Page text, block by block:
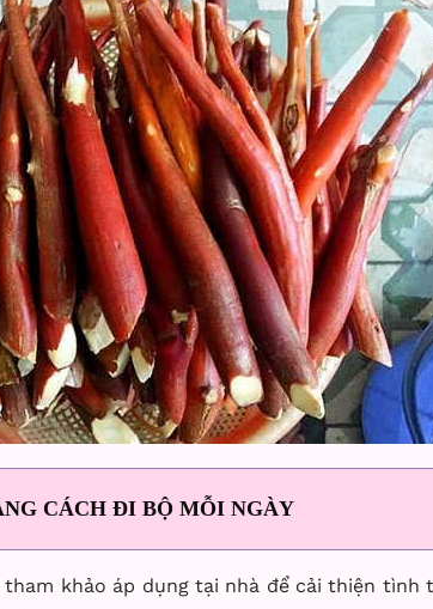
CÁCH ĐI BỘ MỖI NGÀY
khảo áp dụng tại nhà để cải thiện tình